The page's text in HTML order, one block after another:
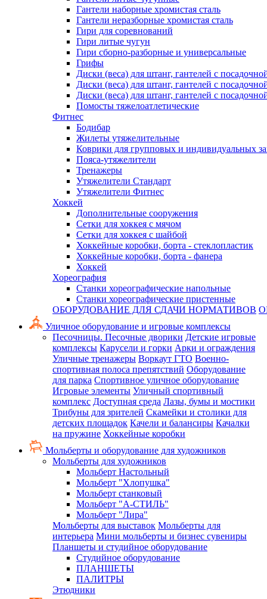
Гантели наборные хромистая сталь
Гантели неразборные хромистая сталь
Гири для соревнований
Гири литые чугун
Гири сборно-разборные и универсальные
Грифы
Диски (веса) для штанг, гантелей с
Диски (веса) для штанг, гантелей с
Диски (веса) для штанг, гантелей с
Помосты тяжелоатлетические
Фитнес
Бодибар
Жилеты утяжелительные
Коврики для групповых и индивидуальных
Пояса-утяжелители
Тренажеры
Утяжелители Стандарт
Утяжелители Фитнес
Хоккей
Дополнительные сооружения
Сетки для хоккея с мячом
Сетки для хоккея с шайбой
Хоккейные коробки, борта - стеклопластик
Хоккейные коробки, борта - фанера
Хоккей
Хореография
Станки хореографические напольные
Станки хореографические пристенные
ОБОРУДОВАНИЕ ДЛЯ СДАЧИ НОРМАТИВОВ
Уличное оборудование и игровые комплексы
Песочницы. Песочные дворики Детские игровые
комплексы Карусели и горки Арки и ограждения
Уличные тренажеры Воркаут ГТО Военно-
спортивная полоса препятствий Оборудование
для парка Спортивное уличное оборудование
Игровые элементы Уличный спортивный
комплекс Доступная среда Лазы, бумы и мостики
Трибуны для зрителей Скамейки и столики для
детских площадок Качели и балансиры Качалки
на пружине Хоккейные коробки
Мольберты и оборудование для художников
Мольберты для художников
Мольберт Настольный
Мольберт "Хлопушка"
Мольберт станковый
Мольберт "А-СТИЛЬ"
Мольберт "Лира"
Мольберты для выставок Мольберты для
интерьера Мини мольберты и бизнес сувениры
Планшеты и студийное оборудование
Студийное оборудование
ПЛАНШЕТЫ
ПАЛИТРЫ
Этюдники